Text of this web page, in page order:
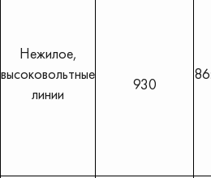
Нежилое,
высоковольтные
линии
930